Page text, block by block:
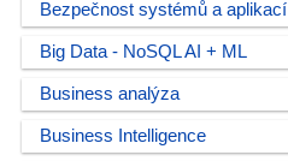
Bezpečnost systémů a aplikací
Big Data - NoSQL AI + ML
Business analýza
Business Intelligence